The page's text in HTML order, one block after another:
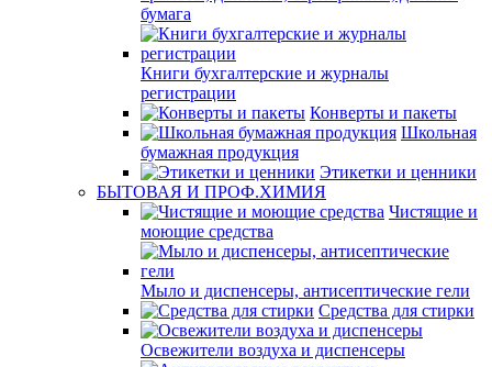
бумага
Книги бухгалтерские и журналы
регистрации
Конверты и пакеты
Школьная
бумажная продукция
Этикетки и ценники
БЫТОВАЯ И ПРОФ.ХИМИЯ
Чистящие и
моющие средства
Мыло и диспенсеры, антисептические гели
Средства для стирки
Освежители воздуха и диспенсеры